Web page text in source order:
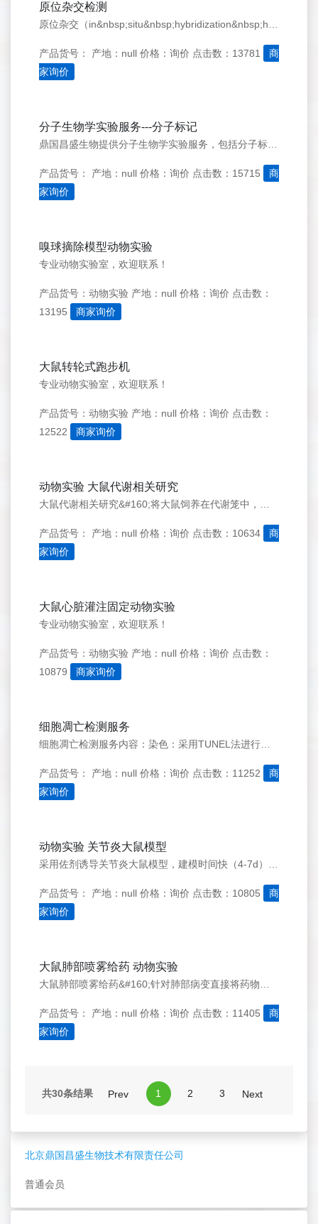
北京鼎国昌盛生物技术有限责任公司
普通会员
原位杂交检测
产品货号： 产地：null 价格：询价 点击数：13781
商
家询价
分子生物学实验服务---分子标记
产品货号： 产地：null 价格：询价 点击数：15715
商
家询价
嗅球摘除模型动物实验
专业动物实验室，欢迎联系！
产品货号：动物实验 产地：null 价格：询价 点击数：
13195
商家询价
大鼠转轮式跑步机
专业动物实验室，欢迎联系！
产品货号：动物实验 产地：null 价格：询价 点击数：
12522
商家询价
动物实验 大鼠代谢相关研究
产品货号： 产地：null 价格：询价 点击数：10634
商
家询价
大鼠心脏灌注固定动物实验
专业动物实验室，欢迎联系！
产品货号：动物实验 产地：null 价格：询价 点击数：
10879
商家询价
细胞凋亡检测服务
产品货号： 产地：null 价格：询价 点击数：11252
商
家询价
动物实验 关节炎大鼠模型
产品货号： 产地：null 价格：询价 点击数：10805
商
家询价
大鼠肺部喷雾给药 动物实验
产品货号： 产地：null 价格：询价 点击数：11405
商
家询价
共30条结果 Prev 1 2 3 Next